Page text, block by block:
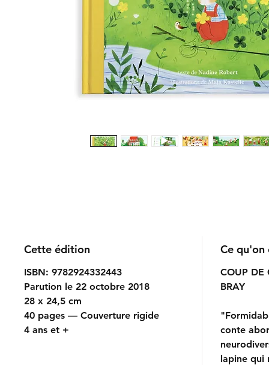
Cette édition
ISBN: 9782924332443
Parution le 22 octobre 2018
28 x 24,5 cm
40 pages — Couverture rigide
4 ans et +
Ce qu'on
COUP DE
BRAY
conte
lapine qui